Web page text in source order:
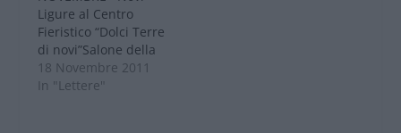
le celebrazioni per
la…
Ligure al Centro
Fieristico “Dolci Terre
di novi”Salone della
scuola e
manifestazioni varie
18 Novembre 2011
In "Lettere"